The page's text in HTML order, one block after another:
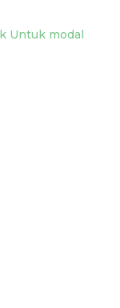
Untuk modal